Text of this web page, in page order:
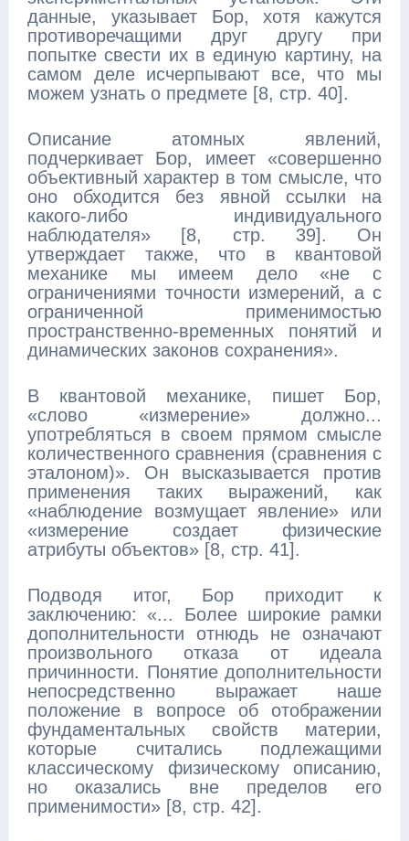
данные, указывает Бор, хотя кажутся
противоречащими друг другу при
попытке свести их в единую картину, на
самом деле исчерпывают все, что мы
можем узнать о предмете [8, стр. 40].
Описание атомных явлений,
подчеркивает Бор, имеет «совершенно
объективный характер в том смысле, что
оно обходится без явной ссылки на
какого-либо индивидуального
наблюдателя» [8, стр. 39]. Он
утверждает также, что в квантовой
механике мы имеем дело «не с
ограничениями точности измерений, а с
ограниченной применимостью
пространственно-временных понятий и
динамических законов сохранения».
В квантовой механике, пишет Бор,
«слово «измерение» должно...
употребляться в своем прямом смысле
количественного сравнения (сравнения с
эталоном)». Он высказывается против
применения таких выражений, как
«наблюдение возмущает явление» или
«измерение создает физические
атрибуты объектов» [8, стр. 41].
Подводя итог, Бор приходит к
заключению: «... Более широкие рамки
дополнительности отнюдь не означают
произвольного отказа от идеала
причинности. Понятие дополнительности
непосредственно выражает наше
положение в вопросе об отображении
фундаментальных свойств материи,
которые считались подлежащими
классическому физическому описанию,
но оказались вне пределов его
применимости» [8, стр. 42].